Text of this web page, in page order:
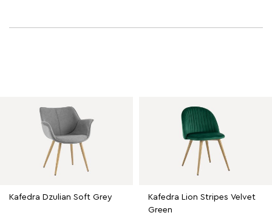
Kafedra Dzulian Soft Grey
Kafedra Lion Stripes Velvet
Green